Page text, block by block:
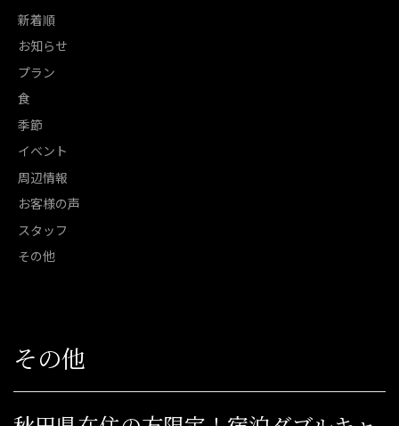
新着順
お知らせ
プラン
食
季節
イベント
周辺情報
お客様の声
スタッフ
その他
その他